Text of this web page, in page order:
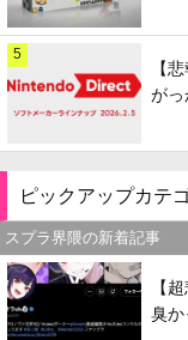
5
【
がっ
ピックアップカテ
スプラ界隈の新着記事
【
臭か